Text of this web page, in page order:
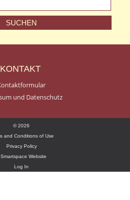
KONTAKT
und Datenschutz
© 2026
and Conditions of Use
Privacy Policy
Smartspace Website
Log In